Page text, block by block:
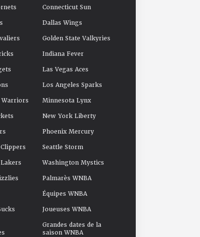
Warriors
Connecticut Sun
Dallas Wings
Golden State Valkyries
Indiana Fever
Las Vegas Aces
Los Angeles Sparks
Minnesota Lynx
New York Liberty
Phoenix Mercury
Seattle Storm
Washington Mystics
Palmarès WNBA
Équipes WNBA
Joueuses WNBA
Grandes dates de la
saison WNBA